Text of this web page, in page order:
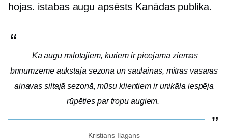
hojas. istabas augu apsēsts Kanādas publika.
Kā augu mīļotājiem, kuriem ir pieejama ziemas
brīnumzeme aukstajā sezonā un saulainās, mitrās vasaras
ainavas siltajā sezonā, mūsu klientiem ir unikāla iespēja
rūpēties par tropu augiem.
Kristians Ilagans